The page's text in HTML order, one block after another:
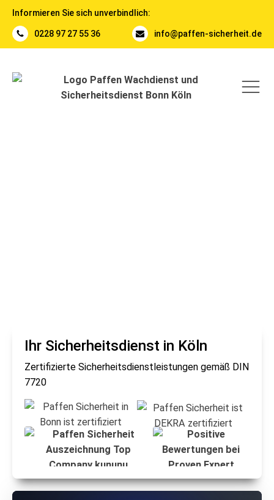
Informieren Sie sich unverbindlich:
0228 97 27 55 36 info@paffen-sicherheit.de
Ihr Sicherheitsdienst in Köln
Zertifizierte Sicherheitsdienstleistungen gemäß DIN
7720